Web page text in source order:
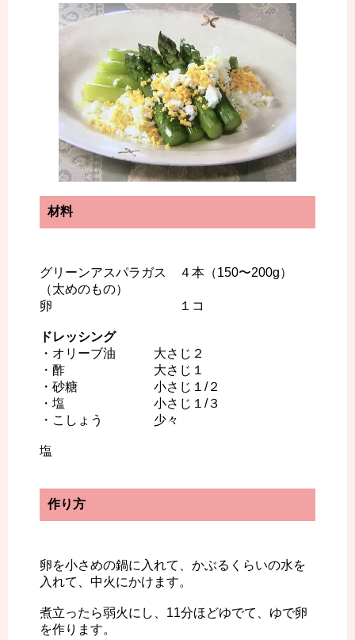
材料
グリーンアスパラガス ４本（150〜200g）
（太めのもの）
卵 １コ
ドレッシング
・オリーブ油 大さじ２
・酢 大さじ１
・砂糖 小さじ１/２
・塩 小さじ１/３
・こしょう 少々
塩
作り方
卵を小さめの鍋に入れて、かぶるくらいの水を
入れて、中火にかけます。
煮立ったら弱火にし、11分ほどゆでて、ゆで卵
を作ります。